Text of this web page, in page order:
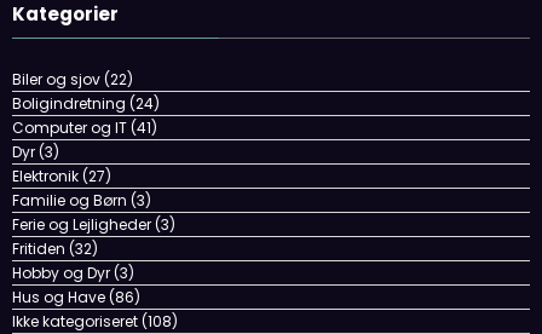
Kategorier
Biler og sjov(22)
Boligindretning (24)
Computer og IT(41)
Dyr(3)
Elektronik(27)
Familie og Børn (3)
Ferie og Lejligheder(3)
Fritiden (32)
Hobby og Dyr(3)
Hus og Have(86)
Ikke kategoriseret(108)